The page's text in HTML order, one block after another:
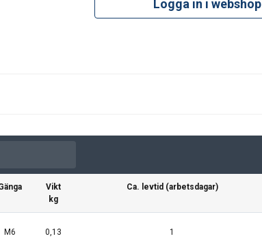
Logga in i webshop
Vikt
kg
Ca. levtid (arbetsdagar)
M6 0,13 1